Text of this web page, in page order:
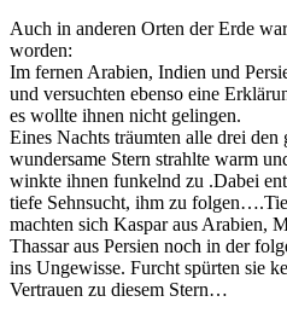
Auch in anderen Orten der Erde
worden:
Im fernen Arabien, Indien und
und versuchten ebenso eine
es wollte ihnen nicht gelingen.
Eines Nachts träumten alle drei
wundersame Stern strahlte warm
winkte ihnen funkelnd zu .Dabei
tiefe Sehnsucht, ihm zu
machten sich Kaspar aus Arabien,
Thassar aus Persien noch in der
ins Ungewisse. Furcht spürten sie
Vertrauen zu diesem Stern…